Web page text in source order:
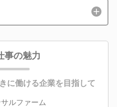
事の魅力
に働ける企業を目指して
ルファーム